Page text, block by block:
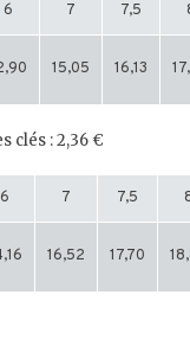
6 7 7,5
15,05 16,13
clés : 2,36 €
6 7 7,5
16,52 17,70